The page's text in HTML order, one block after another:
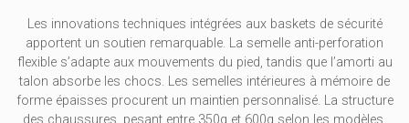
Les innovations techniques intégrées aux baskets de sécurité
apportent un soutien remarquable. La semelle anti-perforation
flexible s’adapte aux mouvements du pied, tandis que l’amorti au
talon absorbe les chocs. Les semelles intérieures à mémoire de
forme épaisses procurent un maintien personnalisé. La structure
des chaussures, pesant entre 350g et 600g selon les modèles,